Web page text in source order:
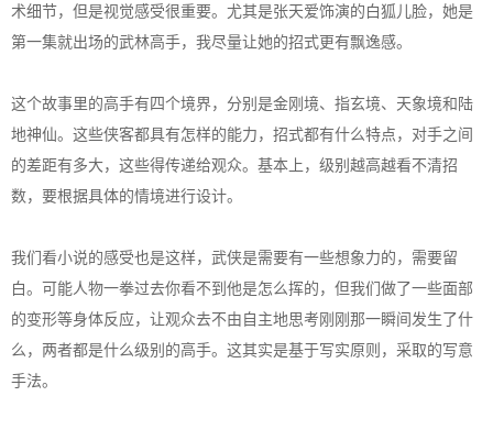
术细节，但是视觉感受很重要。尤其是张天爱饰演的白狐儿脸，她是
第一集就出场的武林高手，我尽量让她的招式更有飘逸感。
这个故事里的高手有四个境界，分别是金刚境、指玄境、天象境和陆
地神仙。这些侠客都具有怎样的能力，招式都有什么特点，对手之间
的差距有多大，这些得传递给观众。基本上，级别越高越看不清招
数，要根据具体的情境进行设计。
我们看小说的感受也是这样，武侠是需要有一些想象力的，需要留
白。可能人物一拳过去你看不到他是怎么挥的，但我们做了一些面部
的变形等身体反应，让观众去不由自主地思考刚刚那一瞬间发生了什
么，两者都是什么级别的高手。这其实是基于写实原则，采取的写意
手法。